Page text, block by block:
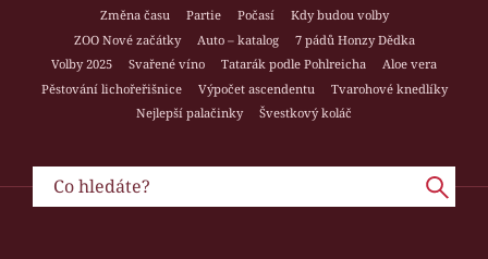
Změna času
Partie Počasí
Kdy budou volby
ZOO Nové začátky
Auto – katalog
7 pádů Honzy Dědka
Volby 2025
Svařené víno Tatarák podle Pohlreicha
Aloe vera
Pěstování lichořeřišnice
Výpočet ascendentu
Tvarohové knedlíky
Nejlepší palačinky
Švestkový koláč